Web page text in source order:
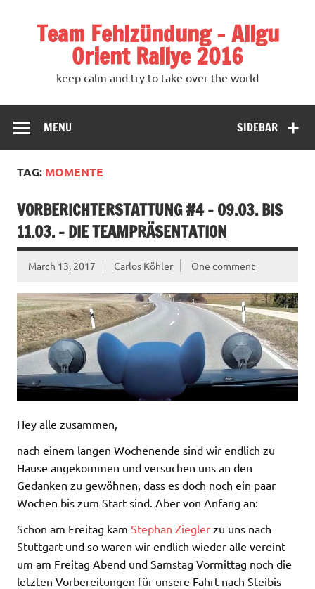
Team Fehlzündung – Allgu
Orient Rallye 2016
keep calm and try to take over the world
SIDEBAR
MENU
TAG: MOMENTE
VORBERICHTERSTATTUNG #4 – 09.03. BIS
11.03. – DIE TEAMPRÄSENTATION
March 13, 2017 Carlos Köhler One comment
Hey alle zusammen,
nach einem langen Wochenende sind wir endlich zu
Hause angekommen und versuchen uns an den
Gedanken zu gewöhnen, dass es doch noch ein paar
Wochen bis zum Start sind. Aber von Anfang an:
Schon am Freitag kam Stephan Ziegler zu uns nach
Stuttgart und so waren wir endlich wieder alle vereint
um am Freitag Abend und Samstag Vormittag noch die
letzten Vorbereitungen für unsere Fahrt nach Steibis